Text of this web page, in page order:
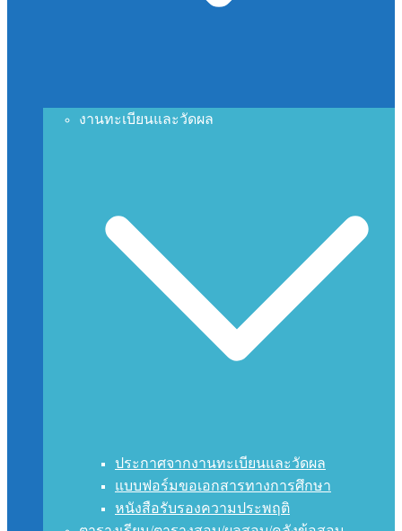
งานทะเบียนและวัดผล
ประกาศจากงานทะเบียนและวัดผล
แบบฟอร์มขอเอกสารทางการศึกษา
หนังสือรับรองความประพฤติ